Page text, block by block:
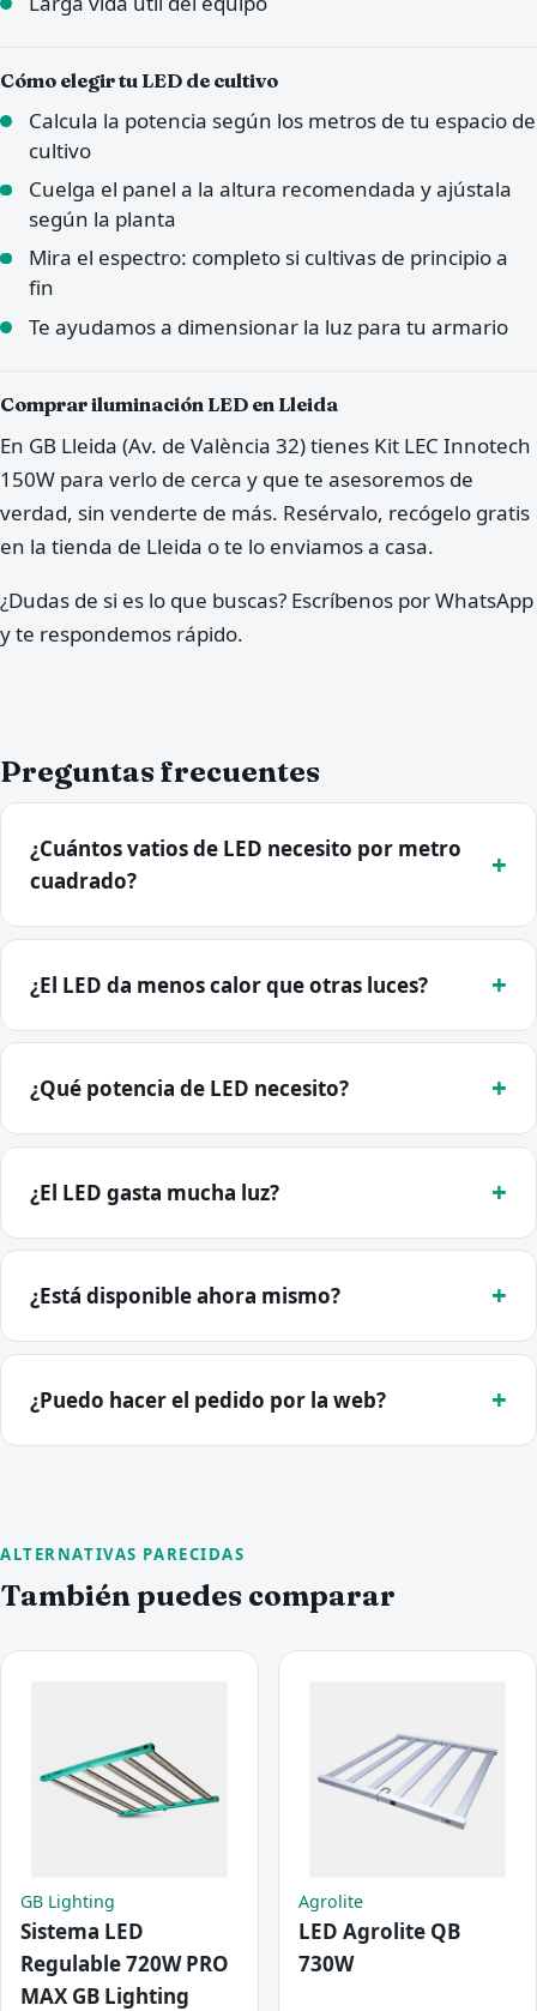
Cómo elegir tu LED de cultivo
Calcula la potencia según los metros de tu espacio de
cultivo
Cuelga el panel a la altura recomendada y ajústala
según la planta
Mira el espectro: completo si cultivas de principio a
fin
Te ayudamos a dimensionar la luz para tu armario
Comprar iluminación LED en Lleida
En GB Lleida (Av. de València 32) tienes Kit LEC Innotech
150W para verlo de cerca y que te asesoremos de
verdad, sin venderte de más. Resérvalo, recógelo gratis
en la tienda de Lleida o te lo enviamos a casa.
¿Dudas de si es lo que buscas? Escríbenos por WhatsApp
y te respondemos rápido.
Preguntas frecuentes
¿Cuántos vatios de LED necesito por metro
cuadrado?
¿El LED da menos calor que otras luces?
¿Qué potencia de LED necesito?
¿El LED gasta mucha luz?
¿Está disponible ahora mismo?
¿Puedo hacer el pedido por la web?
ALTERNATIVAS PARECIDAS
También puedes comparar
GB Lighting
Sistema LED
Regulable 720W PRO
MAX GB Lighting
Agrolite
LED Agrolite QB
730W